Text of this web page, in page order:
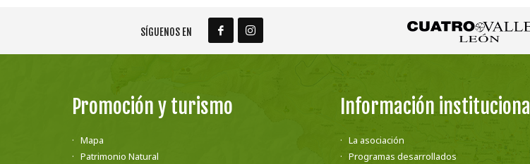
SÍGUENOS EN
Promoción y turismo
Mapa
Patrimonio Natural
Información institucional
La asociación
Programas desarrollados